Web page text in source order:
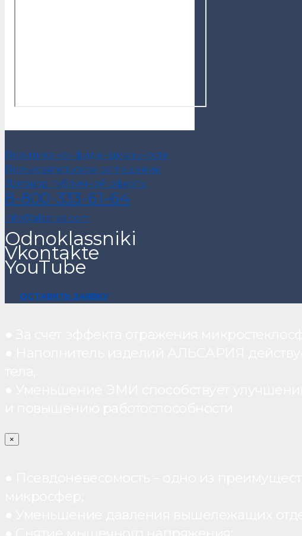
Политика конфиденциальности
Пользовательское соглашение
Договор публичной оферты
8-800-333-61-64
info@alsariya.com
Odnoklassniki
Vkontakte
YouTube
ОСТАВИТЬ ЗАЯВКУ
×